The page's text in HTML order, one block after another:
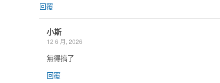
回覆
小斯
12 6 月, 2026
無得搞了
回覆